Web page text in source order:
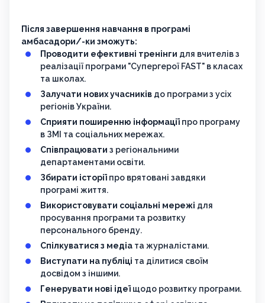
Після завершення навчання в програмі
амбасадори/-ки зможуть:
Проводити ефективні тренінги для вчителів з
реалізації програми "Супергерої FAST" в класах
та школах.
Залучати нових учасників до програми з усіх
регіонів України.
Сприяти поширенню інформації про програму
в ЗМІ та соціальних мережах.
Співпрацювати з регіональними
департаментами освіти.
Збирати історії про врятовані завдяки
програмі життя.
Використовувати соціальні мережі для
просування програми та розвитку
персонального бренду.
Спілкуватися з медіа та журналістами.
Виступати на публіці та ділитися своїм
досвідом з іншими.
Генерувати нові ідеї щодо розвитку програми.